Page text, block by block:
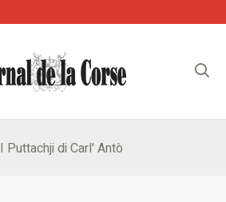
I Puttachji di Carl' Antò